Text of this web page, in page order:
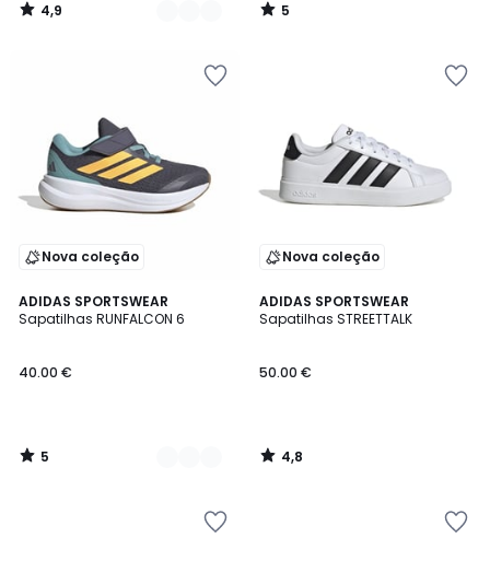
4,9
/
5
/
Nova coleção
ADIDAS SPORTSWEAR
Sapatilhas RUNFALCON 6
40.00 €
5
/
3
Cores
5
/
Nova coleção
ADIDAS SPORTSWEAR
Sapatilhas STREETTALK
50.00 €
4,8
/ 5
4,8
/